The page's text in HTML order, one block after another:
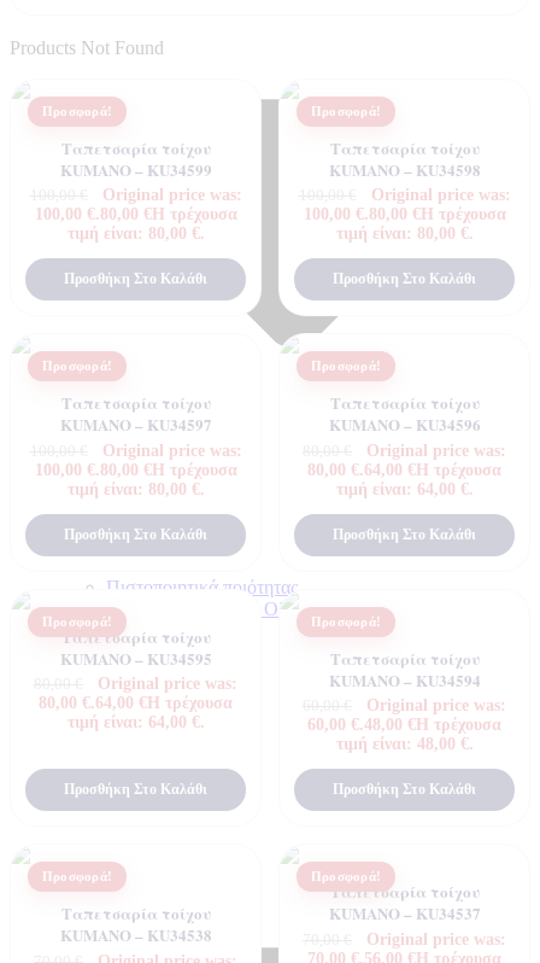
Πιστοποιητικά ποιότητας
ΠΙΣΤΟΠΟΙΗΤΙΚΑ ΟΙΚΟΛΟΓΙΑΣ
ΒΡΑΒΕΙΑ
Η Εταιρεια
Products Not Found
Προσφορά!
Ταπετσαρία τοίχου
KUMANO – KU34599
Original price was:
100,00 €.80,00 €Η τρέχουσα
τιμή είναι: 80,00 €.
Προσθήκη Στο Καλάθι
Προσφορά!
Ταπετσαρία τοίχου
KUMANO – KU34598
Original price was:
100,00 €.80,00 €Η τρέχουσα
τιμή είναι: 80,00 €.
Προσθήκη Στο Καλάθι
Προσφορά!
Ταπετσαρία τοίχου
KUMANO – KU34597
Original price was:
100,00 €.80,00 €Η τρέχουσα
τιμή είναι: 80,00 €.
Προσθήκη Στο Καλάθι
Προσφορά!
Ταπετσαρία τοίχου
KUMANO – KU34596
Original price was:
80,00 €.64,00 € Η τρέχουσα
τιμή είναι: 64,00 €.
Προσθήκη Στο Καλάθι
Προσφορά!
Ταπετσαρία τοίχου
KUMANO – KU34595
Original price was:
80,00 €.64,00 € Η τρέχουσα
τιμή είναι: 64,00 €.
Προσθήκη Στο Καλάθι
Προσφορά!
Ταπετσαρία τοίχου
KUMANO – KU34594
Original price was:
60,00 €.48,00 € Η τρέχουσα
τιμή είναι: 48,00 €.
Προσθήκη Στο Καλάθι
Προσφορά!
Ταπετσαρία τοίχου
KUMANO – KU34538
Προσφορά!
Ταπετσαρία τοίχου
KUMANO – KU34537
Original price was:
70,00 €.56,00 €Η τρέχουσα